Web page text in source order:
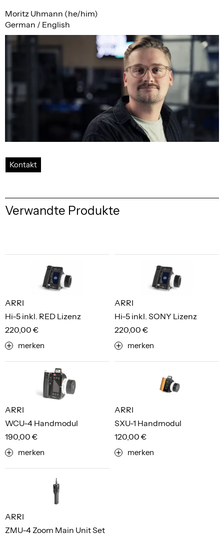
Moritz Uhmann (he/him)
German / English
Kontakt
Verwandte Produkte
Hi-5 inkl. RED Lizenz
ARRI
220,00 €
merken
Hi-5 inkl. SONY Lizenz
ARRI
220,00 €
merken
WCU-4 Handmodul
ARRI
190,00 €
merken
SXU-1 Handmodul
ARRI
120,00 €
merken
ZMU-4 Zoom Main Unit Set
ARRI